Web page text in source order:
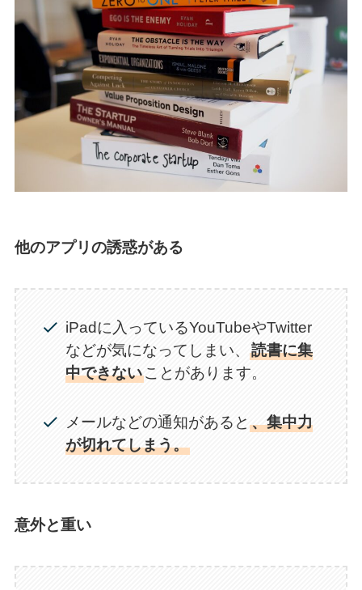
他のアプリの誘惑がある
iPadに入っているYouTubeやTwitter
などが気になってしまい、 読書に集
中できないことがあります。
メールなどの通知があると 、集中力
が切れてしまう。
意外と重い